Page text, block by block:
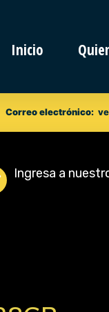
Inicio
Correo electrónico:
Ingresa a